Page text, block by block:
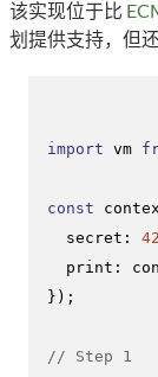
该实现位于比
划提供支持，但
import vm
const
secret : 42
print :
});
// Step 1